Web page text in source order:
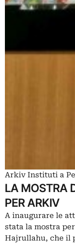
Arkiv Instituti a
LA MOSTRA
PER ARKIV
A inaugurare le
stata la mostra
Hajrullahu, che il